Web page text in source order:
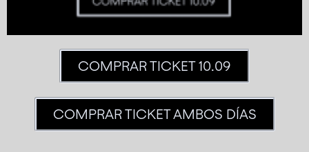
COMPRAR TICKET 10.09
COMPRAR TICKET AMBOS DÍAS